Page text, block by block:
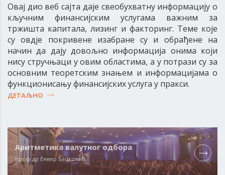
Овај дио веб сајта даје свеобухватну информацију о
кључним финансијским услугама важним за
тржишта капитала, лизинг и факторинг. Теме које
су овдје покривене изабране су и обрађене на
начин да дају довољно информација онима који
нису стручњаци у овим областима, а у потрази су за
основним теоретским знањем и информацијама о
функционисању финансијских услуга у пракси.
ДЕТАЉНО
Аритметика валутног одбора
проф др Енвер Бацковић